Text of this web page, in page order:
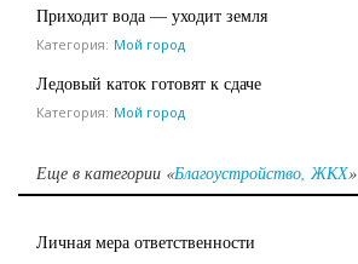
Приходит вода — уходит земля
Категория: Мой город
Ледовый каток готовят к сдаче
Категория: Мой город
Еще в категории «Благоустройство, ЖКХ»
Личная мера ответственности